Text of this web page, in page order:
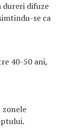
dureri difuze
se ca
40-50 ani,
zonele